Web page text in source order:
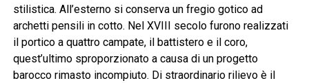
stilistica. All’esterno si conserva un fregio gotico ad
archetti pensili in cotto. Nel XVIII secolo furono realizzati
il portico a quattro campate, il battistero e il coro,
quest’ultimo sproporzionato a causa di un progetto
barocco rimasto incompiuto. Di straordinario rilievo è il